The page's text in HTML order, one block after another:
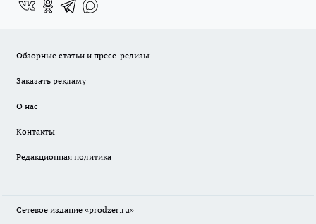
Обзорные статьи и пресс-релизы
Заказать рекламу
О нас
Контакты
Редакционная политика
Сетевое издание «prodzer.ru»